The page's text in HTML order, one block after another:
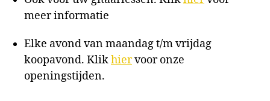
meer informatie
Elke avond van maandag t/m vrijdag
koopavond. Klikhiervoor onze
openingstijden.